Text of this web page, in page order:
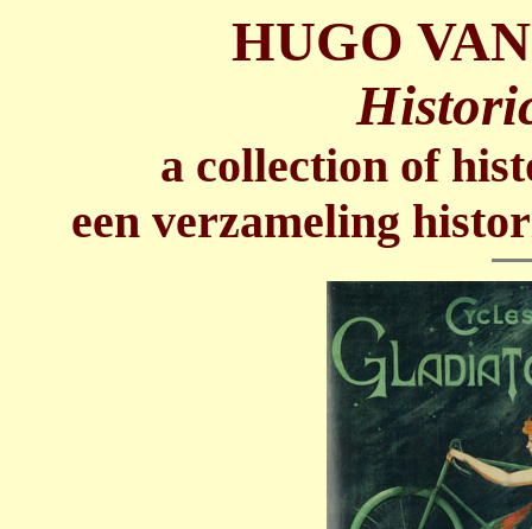
HUGO
a collection of
een verzameling